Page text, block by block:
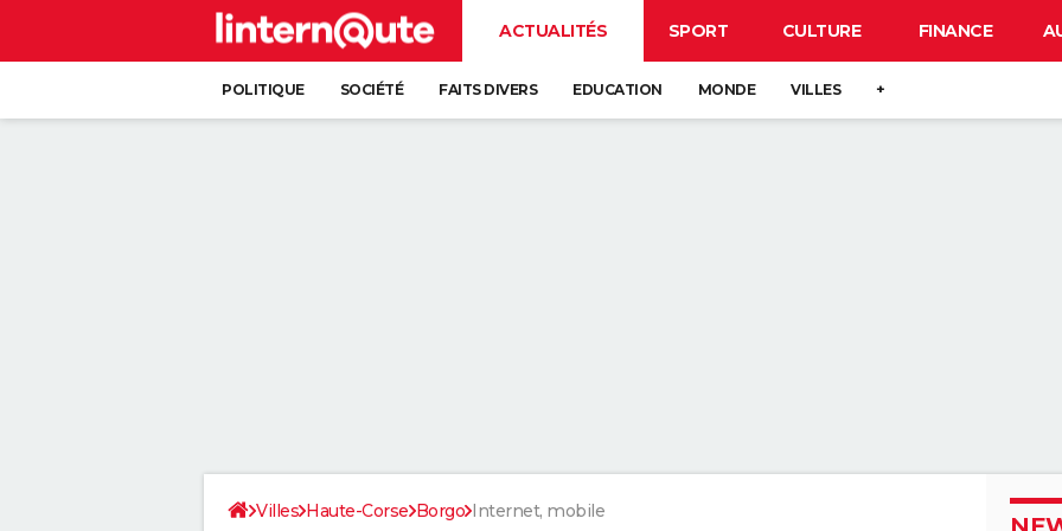
ACTUALITÉS SPORT CULTURE FINANCE
POLITIQUE SOCIÉTÉ FAITS DIVERS EDUCATION MONDE VILLES +
Villes Haute-Corse Borgo Internet, mobile